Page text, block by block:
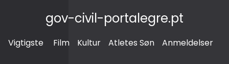
gov-civil-portalegre.pt
Vigtigste Film Kultur Atletes Søn Anmeldelser